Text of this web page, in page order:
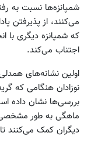
شمپانزه‌ها نسبت به
می‌کنند، از پذیرفتن
که شمپانزه دیگری با
اجتناب می‌کند.
اولین نشانه‌های
نوزادان هنگامی که
ماهگی به طور مشخصی
دیگران کمک می‌کنند